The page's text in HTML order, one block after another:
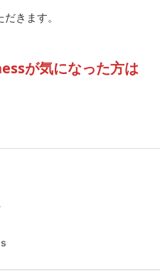
きます。
が気になった方は